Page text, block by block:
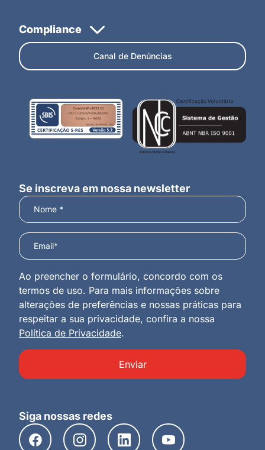
Canal de Denúncias
Se inscreva em nossa newsletter
Ao preencher o formulário, concordo com os
termos de uso. Para mais informações sobre
alterações de preferências e nossas práticas para
respeitar a sua privacidade, confira a nossa
Política de Privacidade.
Enviar
Siga nossas redes